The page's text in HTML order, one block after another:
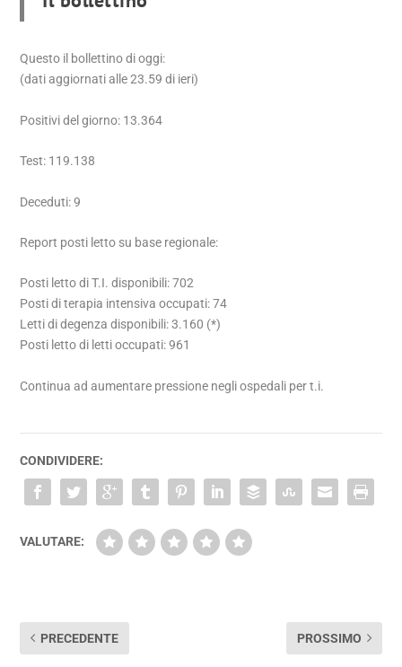
Questo il bollettino di oggi:
(dati aggiornati alle 23.59 di ieri)
Positivi del giorno: 13.364
Test: 119.138
Deceduti: 9 ​
Report posti letto su base regionale:
Posti letto di T.I. disponibili: 702
Posti di terapia intensiva occupati: 74
Letti di degenza disponibili: 3.160 (*)
Posti letto di letti occupati: 961
Continua ad aumentare pressione negli ospedali per t.i.
CONDIVIDERE:
VALUTARE:
PRECEDENTE PROSSIMO